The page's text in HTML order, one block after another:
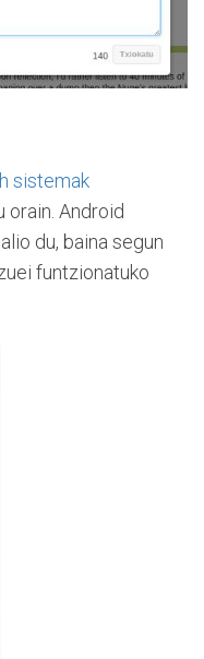
sistemak
orain. Android
du, baina segun
funtzionatuko